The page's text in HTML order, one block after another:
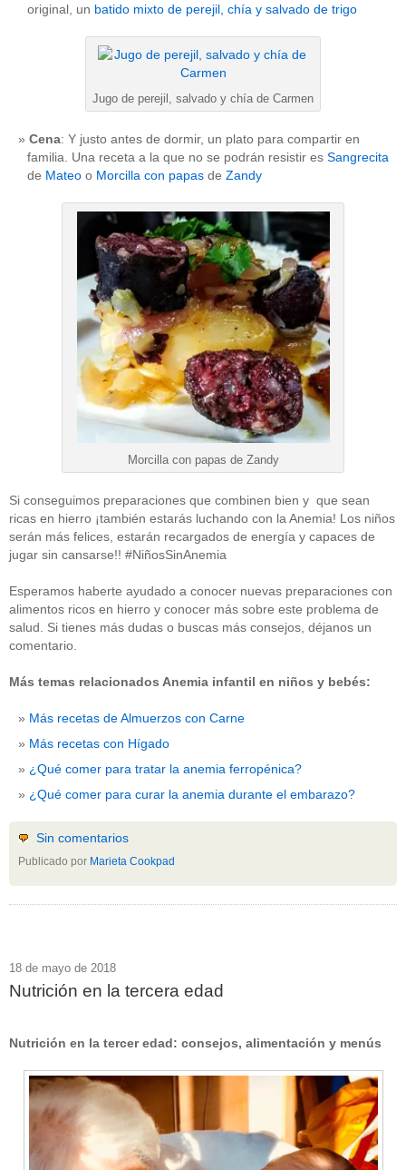
original, un batido mixto de perejil, chía y salvado de trigo
Jugo de perejil, salvado y chía de Carmen
Cena: Y justo antes de dormir, un plato para compartir en
familia. Una receta a la que no se podrán resistir es Sangrecita
de Mateo o Morcilla con papas de Zandy
Morcilla con papas de Zandy
Si conseguimos preparaciones que combinen bien y que sean
ricas en hierro ¡también estarás luchando con la Anemia! Los niños
serán más felices, estarán recargados de energía y capaces de
jugar sin cansarse!! #NiñosSinAnemia
Esperamos haberte ayudado a conocer nuevas preparaciones con
alimentos ricos en hierro y conocer más sobre este problema de
salud. Si tienes más dudas o buscas más consejos, déjanos un
comentario.
Más temas relacionados Anemia infantil en niños y bebés:
Más recetas de Almuerzos con Carne
Más recetas con Hígado
¿Qué comer para tratar la anemia ferropénica?
¿Qué comer para curar la anemia durante el embarazo?
Sin comentarios
Publicado por Marieta Cookpad
18 de mayo de 2018
Nutrición en la tercera edad
Nutrición en la tercer edad: consejos, alimentación y menús